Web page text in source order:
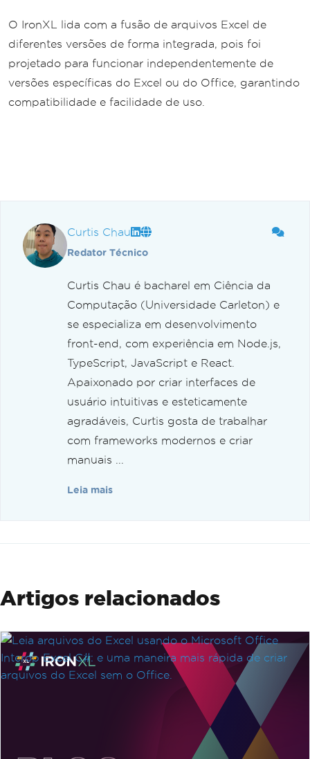
O IronXL lida com a fusão de arquivos Excel de
diferentes versões de forma integrada, pois foi
projetado para funcionar independentemente de
versões específicas do Excel ou do Office, garantindo
compatibilidade e facilidade de uso.
Curtis Chau
Redator Técnico
Curtis Chau é bacharel em Ciência da
Computação (Universidade Carleton) e
se especializa em desenvolvimento
front-end, com experiência em Node.js,
TypeScript, JavaScript e React.
Apaixonado por criar interfaces de
usuário intuitivas e esteticamente
agradáveis, Curtis gosta de trabalhar
com frameworks modernos e criar
manuais ...
Leia mais
Artigos relacionados